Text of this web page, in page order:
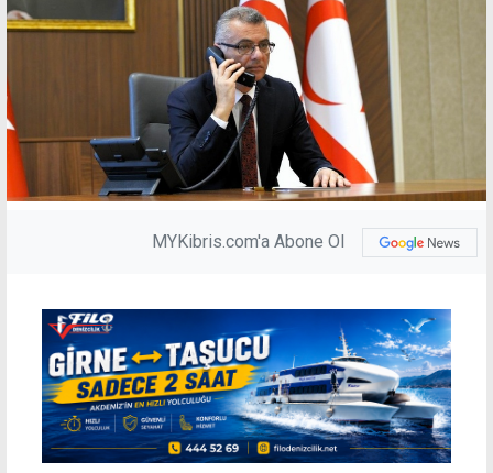
MYKibris.com'a Abone Ol